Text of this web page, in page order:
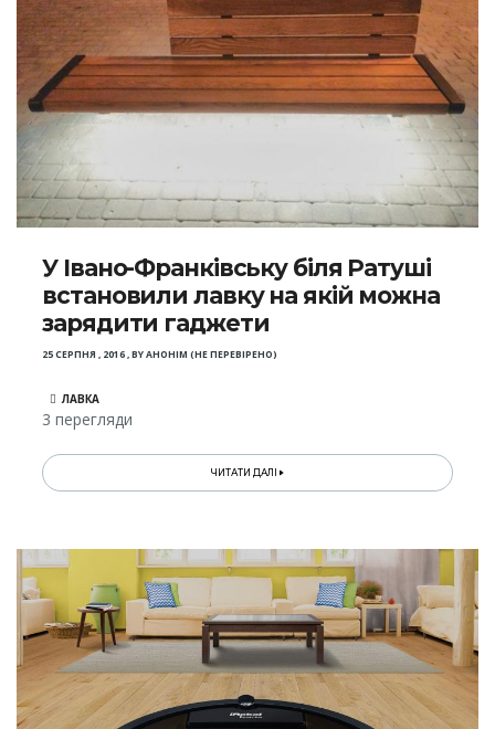
У Івано-Франківську біля Ратуші
встановили лавку на якій можна
зарядити гаджети
25 СЕРПНЯ , 2016,BYАНОНІМ (НЕ ПЕРЕВІРЕНО)
ЛАВКА
3 перегляди
ЧИТАТИ ДАЛІ